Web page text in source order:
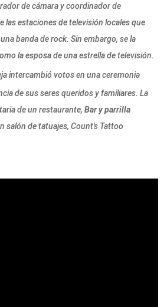
de cámara y coordinador de
las estaciones de televisión locales que
banda de rock. Sin embargo, se la
la esposa de una estrella de televisión.
intercambió votos en una ceremonia
de sus seres queridos y familiares. La
de un restaurante, Bar y parrilla
salón de tatuajes, Count's Tattoo